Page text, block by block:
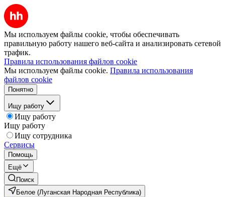
Мы используем файлы cookie, чтобы обеспечивать
правильную работу нашего веб-сайта и анализировать сетевой
трафик.
Правила использования файлов cookie
Мы используем файлы cookie. Правила использования
файлов cookie
Понятно
Ищу работу
Ищу работу
Ищу работу
Ищу сотрудника
Сервисы
Помощь
Ещё
Поиск
Белое (Луганская Народная Республика)